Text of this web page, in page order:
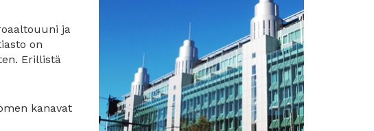
ja
on
Erillistä
kanavat